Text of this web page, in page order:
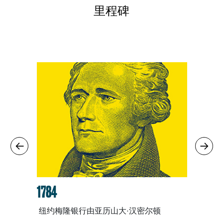
里程碑
1784
纽约梅隆银行由亚历山大·汉密尔顿